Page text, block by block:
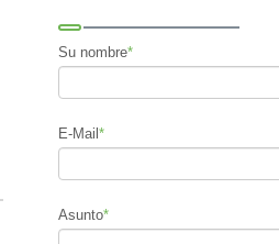
Su nombre*
E-Mail *
Asunto*